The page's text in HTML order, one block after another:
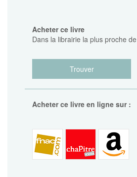
Acheter ce livre
Dans la librairie la plus proche
Trouver
Acheter ce livre en ligne sur :